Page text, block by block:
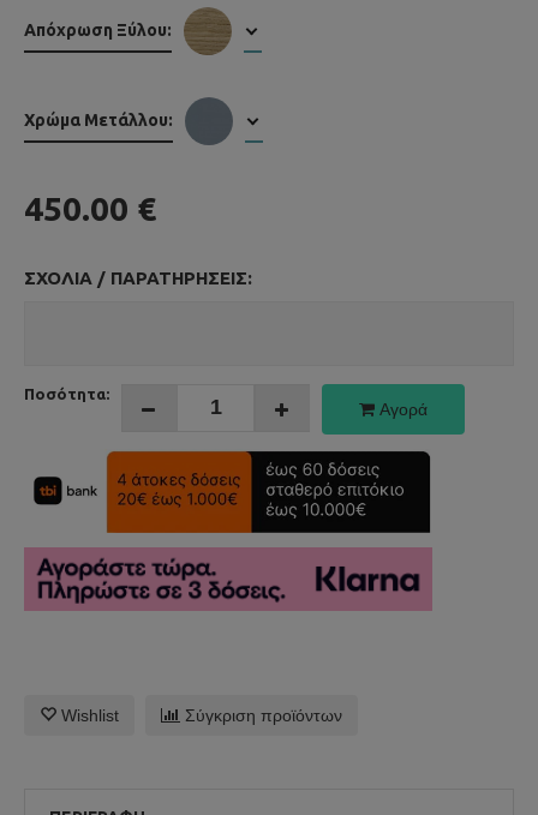
Απόχρωση Ξύλου:
Χρώμα Μετάλλου:
450.00 €
ΣΧΌΛΙΑ / ΠΑΡΑΤΗΡΉΣΕΙΣ:
Ποσότητα:
Αγορά
Wishlist Σύγκριση προϊόντων